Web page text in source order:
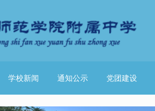
学校新闻 通知公示 党团建设